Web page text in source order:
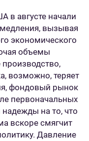
в августе начали
вызывая
экономического
объемы
возможно, теряет
фондовый рынок
первоначальных
на то, что
вскоре смягчит
Давление